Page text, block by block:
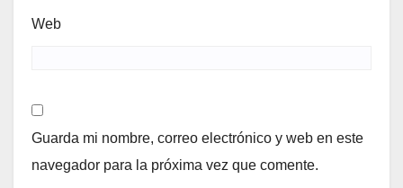
Web
Guarda mi nombre, correo electrónico y web en este
navegador para la próxima vez que comente.